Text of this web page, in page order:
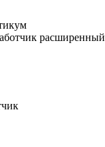
расширенный